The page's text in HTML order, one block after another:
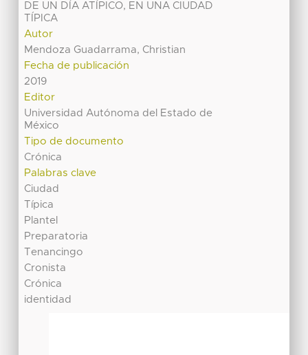
DE UN DÍA ATÍPICO, EN UNA CIUDAD
TÍPICA
Autor
Mendoza Guadarrama, Christian
Fecha de publicación
2019
Editor
Universidad Autónoma del Estado de
México
Tipo de documento
Crónica
Palabras clave
Ciudad
Típica
Plantel
Preparatoria
Tenancingo
Cronista
Crónica
identidad